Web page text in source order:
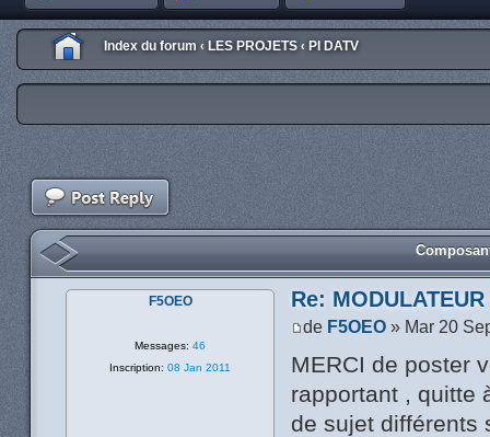
Index du forum ‹ LES PROJETS ‹ PI DATV
Re:
de F5OEO » Mar 20
MERCI de poster
rapportant , quitte
de sujet différents
F5OEO
Messages: 46
Inscription: 08 Jan 2011